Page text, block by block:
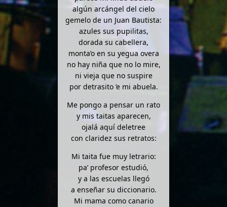
algún arcángel del cielo
gemelo de un Juan Bautista:
azules sus pupilitas,
dorada su cabellera,
monta’o en su yegua overa
no hay niña que no lo mire,
ni vieja que no suspire
por detrasito ’e mi abuela.
Me pongo a pensar un rato
y mis taitas aparecen,
ojalá aquí deletree
con claridez sus retratos:
Mi taita fue muy letrario:
pa’ profesor estudió,
y a las escuelas llegó
a enseñar su diccionario.
Mi mama como canario